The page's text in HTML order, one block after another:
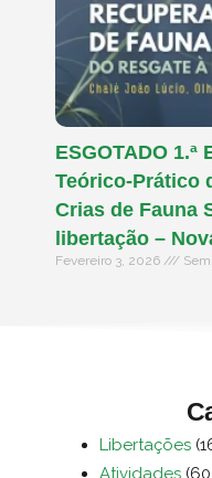
ESGOTADO
Teórico-Prático
Crias de Fauna
libertação –
Fevereiro 3, 2026
Libertações
Atividades